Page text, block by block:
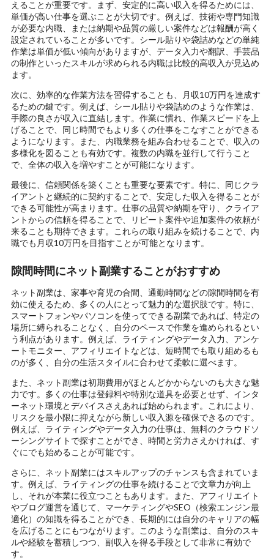
えることが重要です。まず、安定的に高い収入を得るためには、
単価が高い仕事を選ぶことが大切です。例えば、技術や専門知識
が必要な内職、または納期や品質の厳しい案件などは報酬が高く
設定されていることが多いです。シール貼りや袋詰めなどの単純
作業は単価が低い傾向がありますが、データ入力や翻訳、手芸品
の制作といったスキルが求められる内職は比較的高収入が見込め
ます。
次に、効率的な作業方法を習得することも、月収10万円を達成す
るための鍵です。例えば、シール貼りや袋詰めのような作業は、
手際の良さが収入に直結します。作業に慣れ、作業スピードを上
げることで、同じ時間でもより多くの仕事をこなすことができる
ようになります。また、内職業務を組み合わせることで、収入の
多様化を図ることも有効です。複数の内職を並行して行うこと
で、全体の収入を増やすことが可能になります。
最後に、信頼関係を築くことも重要な要素です。特に、同じクラ
イアントと継続的に契約することで、安定した収入を得ることが
できる可能性が高まります。仕事の品質や納期を守り、クライア
ントからの信頼を得ることで、リピート案件や追加案件の依頼が
来ることも期待できます。これらの取り組みを続けることで、内
職でも月収10万円を目指すことが可能となります。
隙間時間にネット副業することがおすすめ
ネット副業は、家事や育児の合間、通勤時間などの隙間時間を有
効に使えるため、多くの人にとって魅力的な選択肢です。特に、
スマートフォンやパソコンを使ってできる副業であれば、特定の
場所に縛られることなく、自分のペースで作業を進められるとい
う利点があります。例えば、ライティングやデータ入力、アンケ
ートモニター、アフィリエイトなどは、短時間でも取り組めるも
のが多く、自分の生活スタイルに合わせて柔軟に選べます。
また、ネット副業は初期費用がほとんどかからないのも大きな魅
力です。多くの仕事は登録料や特別な道具を必要とせず、インタ
ーネット環境とデバイスさえあれば始められます。これにより、
リスクを最小限に抑えながら新しい収入源を確保できるのです。
例えば、ライティングやデータ入力の仕事は、無料のクラウドソ
ーシングサイトで探すことができ、時間と労力さえかければ、す
ぐにでも始めることが可能です。
さらに、ネット副業にはスキルアップのチャンスも含まれていま
す。例えば、ライティングの仕事を続けることで文章力が向上
し、それが本業に役立つこともあります。また、アフィリエイト
やブログ運営を通じて、マーケティングやSEO（検索エンジン最
適化）の知識を得ることができ、長期的には自分のキャリアの幅
を広げることにもつながります。このような副業は、自分のスキ
ルや経験を蓄積しつつ、副収入を得る手段として非常に有効で
す。